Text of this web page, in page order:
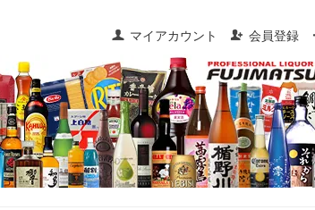
マイアカウント 会員登録